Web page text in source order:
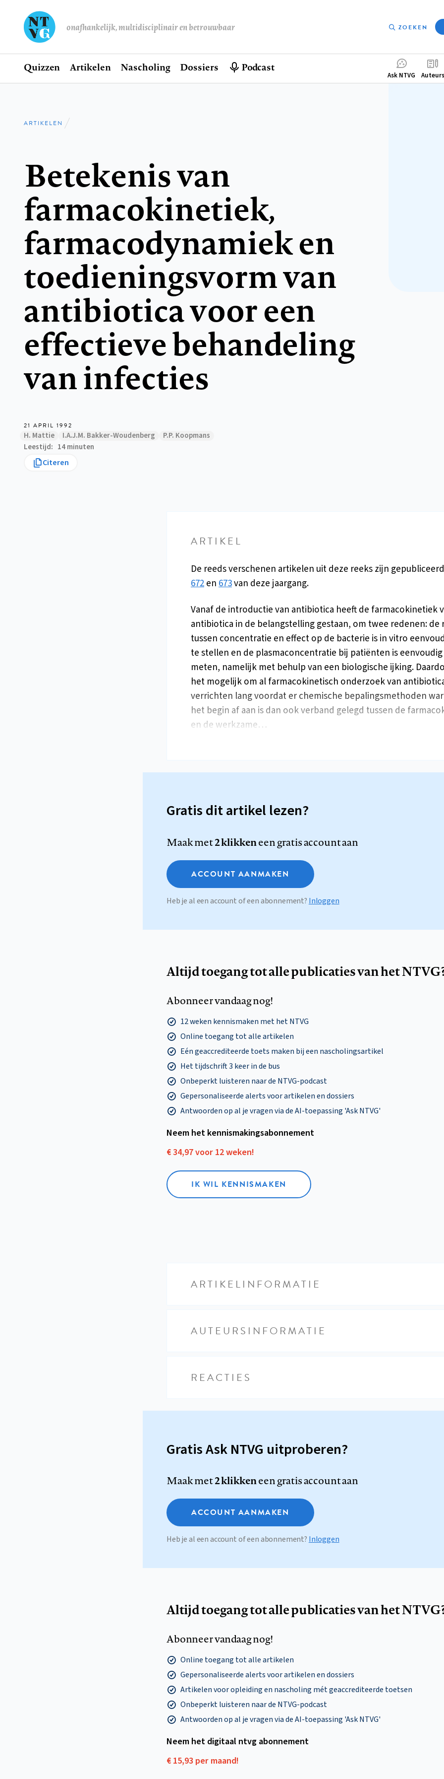
onafhankelijk, multidisciplinair en betrouwbaar ZOEKEN
Hoofdnavigatie
Home
Quizzen Artikelen Nascholing Dossiers Podcast
Ask NTVG Auteurs
Kruimelpad
ARTIKELEN
Betekenis van
farmacokinetiek,
farmacodynamiek en
toedieningsvorm van
antibiotica voor een
effectieve behandeling
van infecties
21 APRIL 1992
H. Mattie I.A.J.M. Bakker-Woudenberg
P.P. Koopmans
Leestijd
14 minuten
Citeren
ARTIKEL
De reeds verschenen artikelen uit deze reeks zijn
672en673van deze jaargang.
Vanaf de introductie van antibiotica heeft de farmacokinetiek
antibiotica in de belangstelling gestaan, om twee redenen: de
tussen concentratie en effect op de bacterie is in vitro
te stellen en de plasmaconcentratie bij patiënten is
meten, namelijk met behulp van een biologische ijking.
het mogelijk om al farmacokinetisch onderzoek van
verrichten lang voordat er chemische bepalingsmethoden
het begin af aan is dan ook verband gelegd tussen de
en de werkzame…
Gratis dit artikel lezen?
Maak met2 klikkeneen gratis account aan
ACCOUNT AANMAKEN
Heb je al een account of een abonnement? Inloggen
Altijd toegang tot alle publicaties van het
Abonneer vandaag nog!
12 weken kennismaken met het NTVG
Online toegang tot alle artikelen
Eén geaccrediteerde toets maken bij een nascholingsartikel
Het tijdschrift 3 keer in de bus
Onbeperkt luisteren naar de NTVG-podcast
Gepersonaliseerde alerts voor artikelen en dossiers
Antwoorden op al je vragen via de AI-toepassing 'Ask NTVG'
Neem het kennismakings­abonnement
€ 34,97 voor 12 weken!
IK WIL KENNISMAKEN
ARTIKELINFORMATIE
AUTEURSINFORMATIE
REACTIES
Gratis Ask NTVG uitproberen?
Maak met2 klikkeneen gratis account aan
ACCOUNT AANMAKEN
Heb je al een account of een abonnement? Inloggen
Altijd toegang tot alle publicaties van het
Abonneer vandaag nog!
Online toegang tot alle artikelen
Gepersonaliseerde alerts voor artikelen en dossiers
Artikelen voor opleiding en nascholing mét geaccrediteerde toetsen
Onbeperkt luisteren naar de NTVG-podcast
Antwoorden op al je vragen via de AI-toepassing 'Ask NTVG'
Neem het digitaal ntvg abonnement
€ 15,93 per maand!